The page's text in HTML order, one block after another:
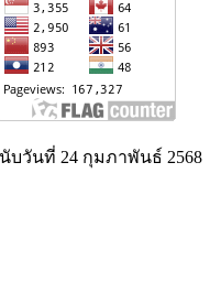
บวันที่ 24 กุมภาพันธ์ 2568